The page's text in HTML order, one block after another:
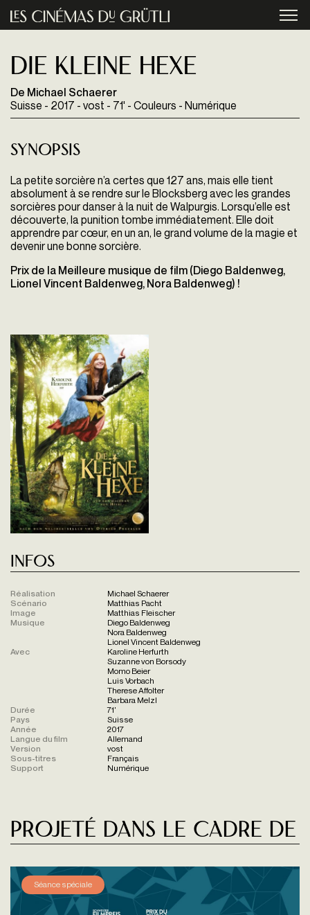
Aller au contenu principal
Die kleine Hexe
De Michael Schaerer
Suisse - 2017 - vost - 71' - Couleurs - Numérique
Synopsis
La petite sorcière n’a certes que 127 ans, mais elle tient
absolument à se rendre sur le Blocksberg avec les grandes
sorcières pour danser à la nuit de Walpurgis. Lorsqu’elle est
découverte, la punition tombe immédiatement. Elle doit
apprendre par cœur, en un an, le grand volume de la magie et
devenir une bonne sorcière.
Prix de la Meilleure musique de film (Diego Baldenweg,
Lionel Vincent Baldenweg, Nora Baldenweg) !
Infos
Réalisation
Michael Schaerer
Scénario
Matthias Pacht
Image
Matthias Fleischer
Musique
Diego Baldenweg
Nora Baldenweg
Lionel Vincent Baldenweg
Avec
Karoline Herfurth
Suzanne von Borsody
Momo Beier
Luis Vorbach
Therese Affolter
Barbara Melzl
Durée
71'
Pays
Suisse
Année
2017
Langue du film
Allemand
Version
vost
Sous-titres
Français
Support
Numérique
Projeté dans le cadre de
Séance spéciale